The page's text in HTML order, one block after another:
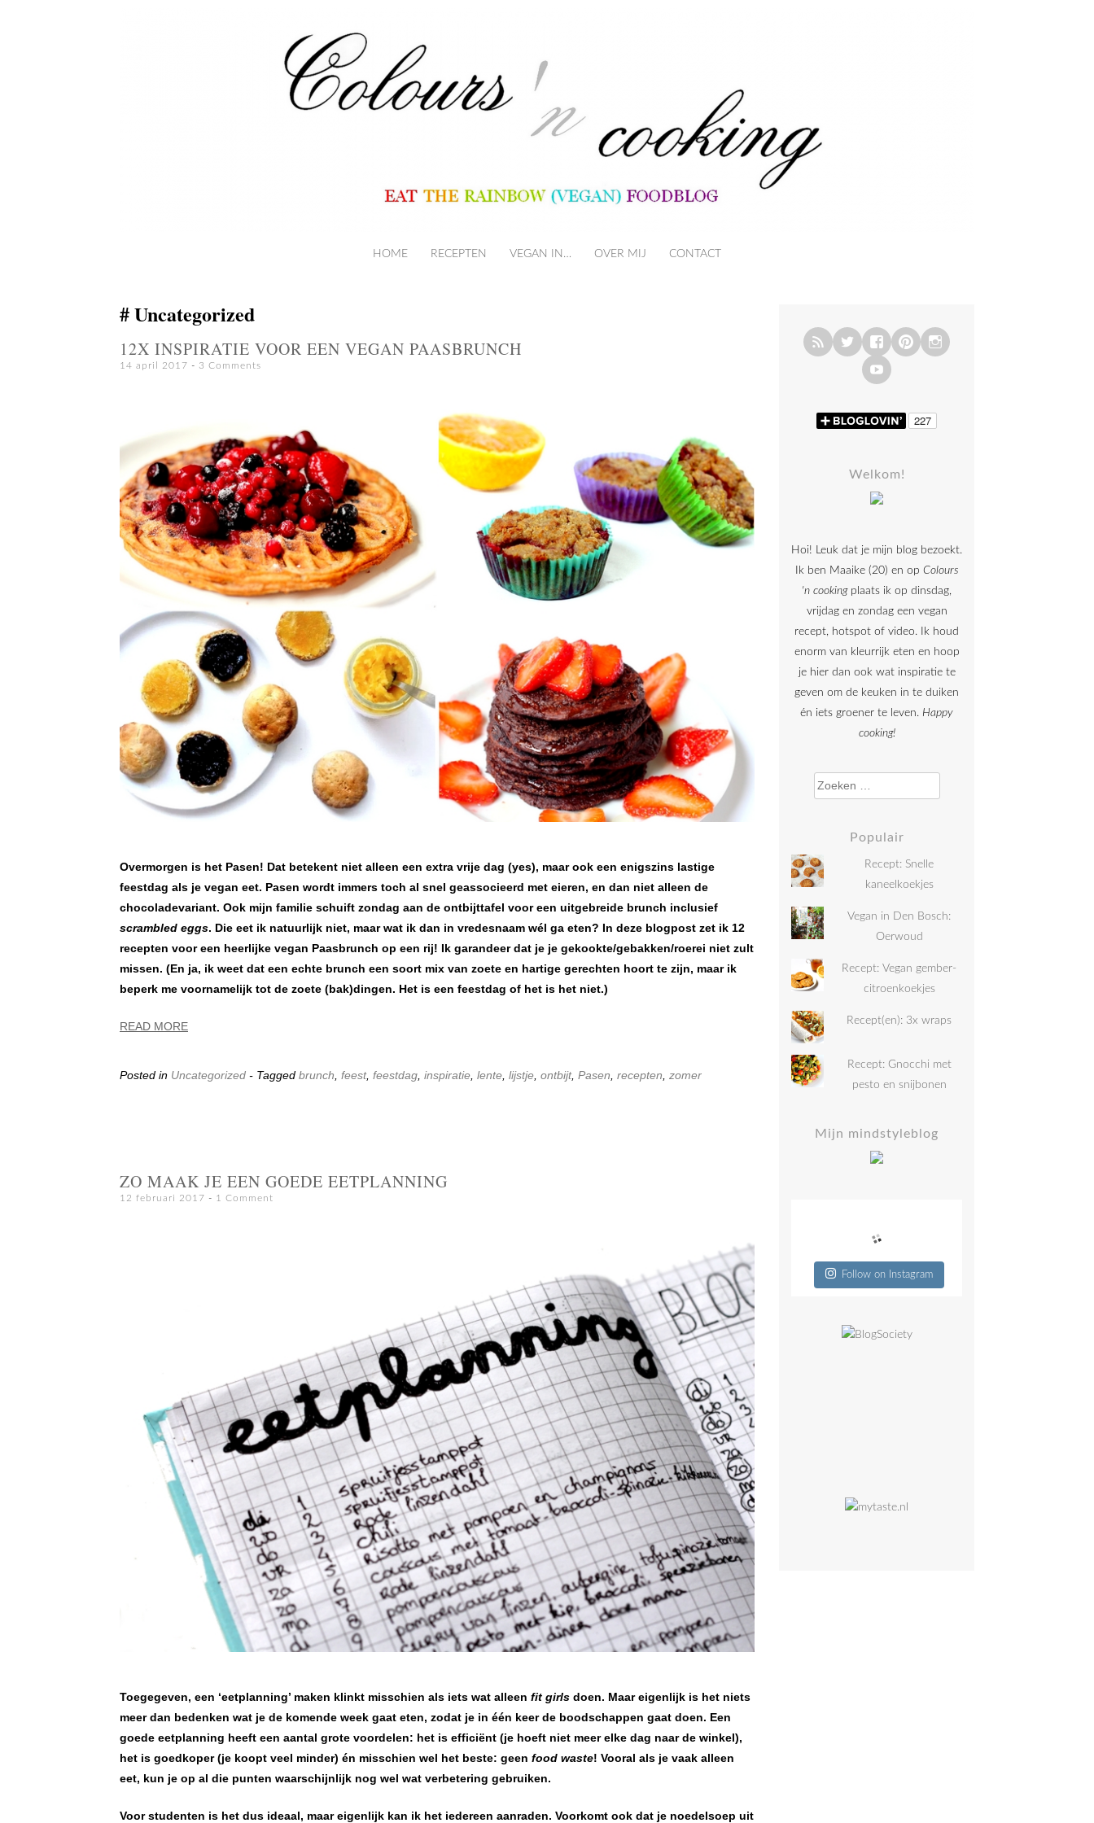
SKIP TO CONTENT
HOME RECEPTEN VEGAN IN… OVER MIJ CONTACT
Uncategorized
12X INSPIRATIE VOOR EEN VEGAN PAASBRUNCH
14 april 2017 3 Comments
Overmorgen is het Pasen! Dat betekent niet alleen een extra vrije dag (yes), maar ook een enigszins lastige
feestdag als je vegan eet. Pasen wordt immers toch al snel geassocieerd met eieren, en dan niet alleen de
chocoladevariant. Ook mijn familie schuift zondag aan de ontbijttafel voor een uitgebreide brunch inclusief
scrambled eggs. Die eet ik natuurlijk niet, maar wat ik dan in vredesnaam wél ga eten? In deze blogpost zet ik 12
recepten voor een heerlijke vegan Paasbrunch op een rij! Ik garandeer dat je je gekookte/gebakken/roerei niet zult
missen. (En ja, ik weet dat een echte brunch een soort mix van zoete en hartige gerechten hoort te zijn, maar ik
beperk me voornamelijk tot de zoete (bak)dingen. Het is een feestdag of het is het niet.)
READ MORE
Posted in Uncategorized - Tagged brunch feest, feestdag inspiratie lente lijstje ontbijt, Pasen recepten zomer
ZO MAAK JE EEN GOEDE EETPLANNING
12 februari 2017 1 Comment
Toegegeven, een ‘eetplanning’ maken klinkt misschien als iets wat alleen fit girls doen. Maar eigenlijk is het niets
meer dan bedenken wat je de komende week gaat eten, zodat je in één keer de boodschappen gaat doen. Een
goede eetplanning heeft een aantal grote voordelen: het is efficiënt (je hoeft niet meer elke dag naar de winkel),
het is goedkoper (je koopt veel minder) én misschien wel het beste: geen food waste! Vooral als je vaak alleen
eet, kun je op al die punten waarschijnlijk nog wel wat verbetering gebruiken.
Voor studenten is het dus ideaal, maar eigenlijk kan ik het iedereen aanraden. Voorkomt ook dat je noedelsoep uit
Welkom!
Hoi! Leuk dat je mijn blog bezoekt.
Ik ben Maaike (20) en op Colours
'n cookingplaats ik op dinsdag,
vrijdag en zondag een vegan
recept, hotspot of video. Ik houd
enorm van kleurrijk eten en hoop
je hier dan ook wat inspiratie te
geven om de keuken in te duiken
én iets groener te leven. Happy
cooking!
Zoeken naar:
Populair
Recept: Snelle
kaneelkoekjes
Vegan in Den Bosch:
Oerwoud
Recept: Vegan gember-
citroenkoekjes
Recept(en): 3x wraps
Recept: Gnocchi met
pesto en snijbonen
Mijn mindstyleblog
Follow on Instagram